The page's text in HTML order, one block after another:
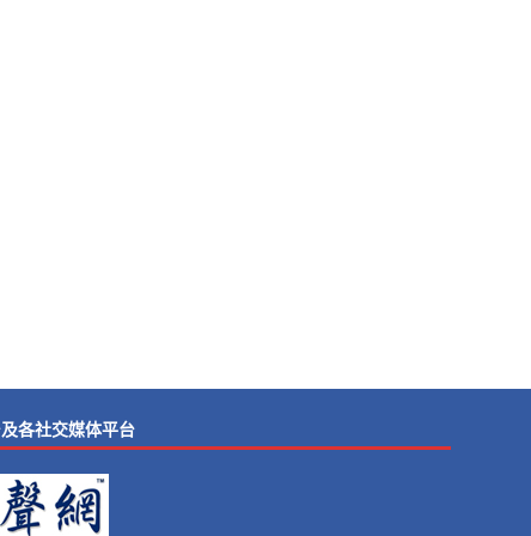
各社交媒体平台